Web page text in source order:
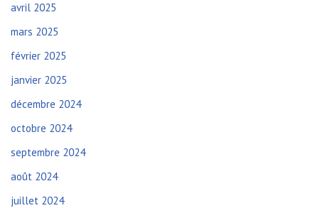
avril 2025
mars 2025
février 2025
janvier 2025
décembre 2024
octobre 2024
septembre 2024
août 2024
juillet 2024